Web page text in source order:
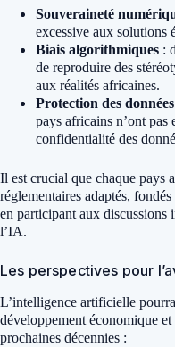
Souveraineté
excessive aux solutions
Biais algorithmiques :
de reproduire des
aux réalités africaines.
Protection des
pays africains n’ont pas
confidentialité des
Il est crucial que chaque pays
réglementaires adaptés,
en participant aux discussions
l’IA.
Les perspectives pour
L’intelligence artificielle
développement économique
prochaines décennies :